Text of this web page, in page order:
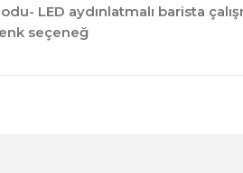
LED aydınlatmalı barista
seçeneğ